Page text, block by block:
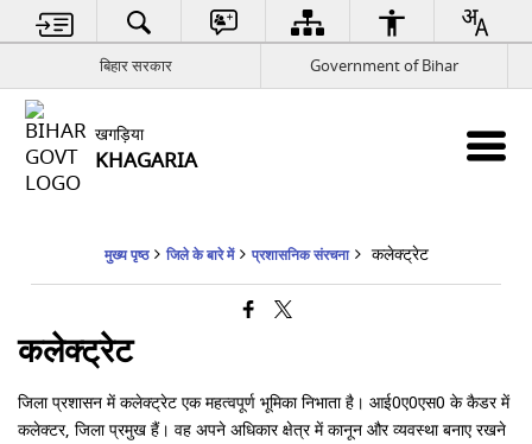
बिहार सरकार Government of Bihar
खगड़िया
KHAGARIA
मुख्य पृष्ठ जिले के बारे में प्रशासनिक संरचना कलेक्ट्रेट
कलेक्ट्रेट
जिला प्रशासन में कलेक्ट्रेट एक महत्वपूर्ण भूमिका निभाता है। आई0ए0एस0 के कैडर में
कलेक्टर, जिला प्रमुख हैं। वह अपने अधिकार क्षेत्र में कानून और व्यवस्था बनाए रखने